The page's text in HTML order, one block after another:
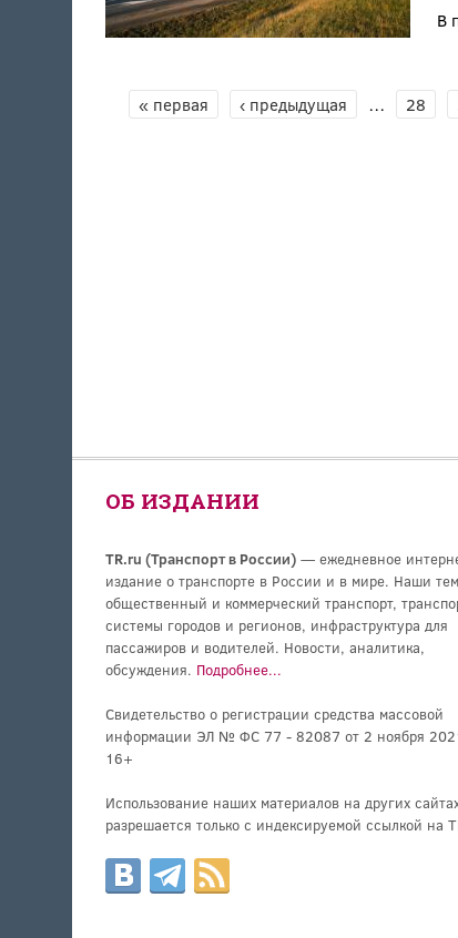
В
СТРАНИЦЫ
« первая ‹ предыдущая … 28
ОБ ИЗДАНИИ
TR.ru (Транспорт в России)— ежедневное
издание о транспорте в России и в мире. Наши
общественный и коммерческий транспорт,
системы городов и регионов, инфраструктура для
пассажиров и водителей. Новости, аналитика,
обсуждения. Подробнее...
Свидетельство о регистрации средства массовой
информации ЭЛ № ФС 77 - 82087 от 2 ноября
16+
Использование наших материалов на других
разрешается только с индексируемой ссылкой на